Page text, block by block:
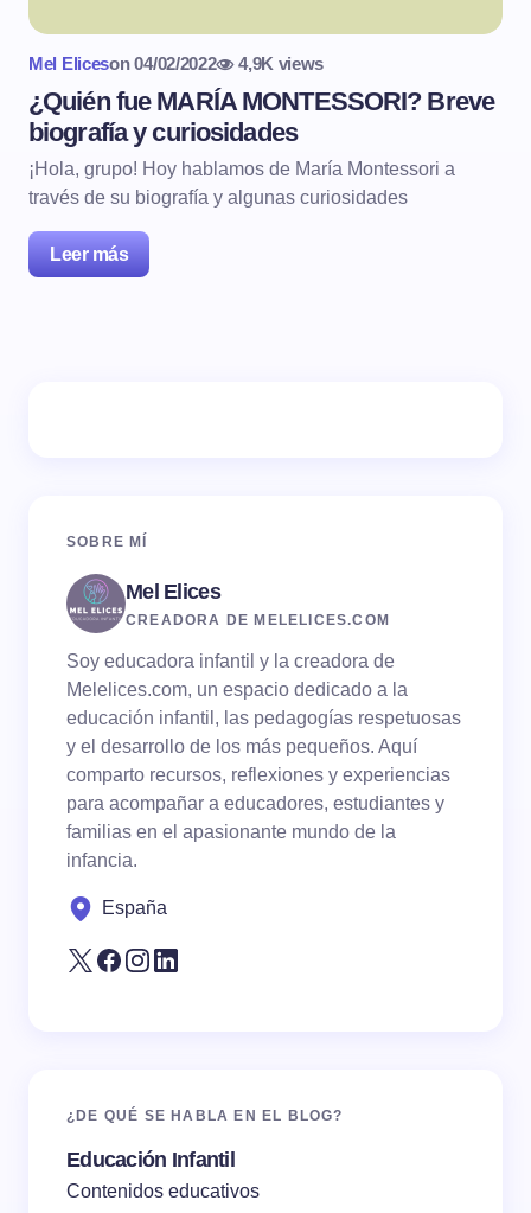
Mel Eliceson 04/02/2022 4,9K views
¿Quién fue MARÍA MONTESSORI? Breve
biografía y curiosidades
¡Hola, grupo! Hoy hablamos de María Montessori a
través de su biografía y algunas curiosidades
Leer más
SOBRE MÍ
Mel Elices
CREADORA DE MELELICES.COM
Soy educadora infantil y la creadora de
Melelices.com, un espacio dedicado a la
educación infantil, las pedagogías respetuosas
y el desarrollo de los más pequeños. Aquí
comparto recursos, reflexiones y experiencias
para acompañar a educadores, estudiantes y
familias en el apasionante mundo de la
infancia.
España
¿DE QUÉ SE HABLA EN EL BLOG?
Educación Infantil
Contenidos educativos